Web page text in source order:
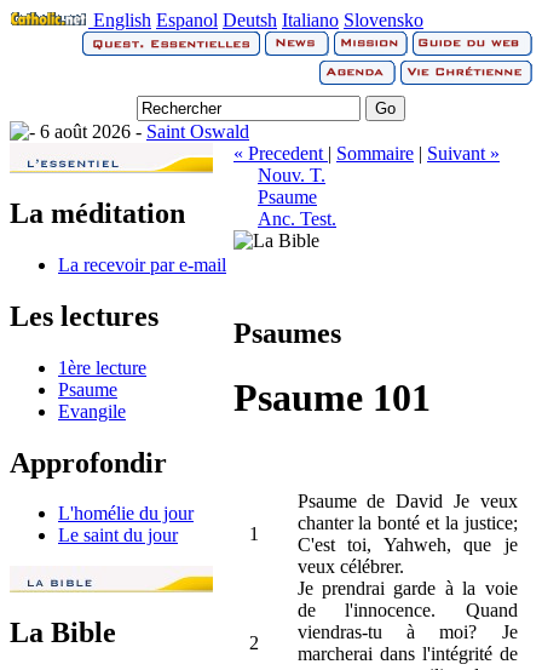
English Espanol Deutsh Italiano Slovensko
6 août 2026 - Saint Oswald
La méditation
La recevoir par e-mail
Les lectures
1ère lecture
Psaume
Evangile
Approfondir
L'homélie du jour
Le saint du jour
La Bible
« Precedent | Sommaire | Suivant »
Nouv. T.
Psaume
Anc. Test.
Psaumes
Psaume 101
1
Psaume de David Je veux
chanter la bonté et la justice;
C'est toi, Yahweh, que je
veux célébrer.
2
Je prendrai garde à la voie
de l'innocence. Quand
viendras-tu à moi? Je
marcherai dans l'intégrité de